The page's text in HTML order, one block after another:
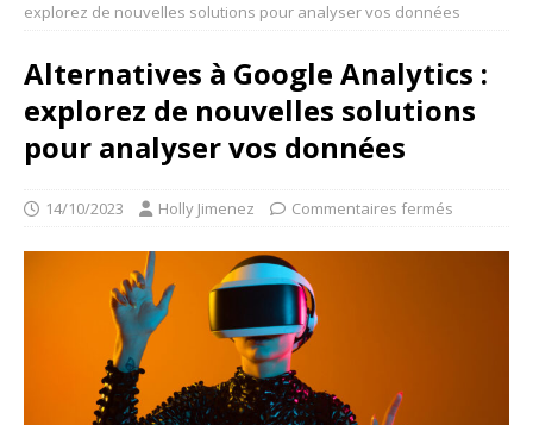
explorez de nouvelles solutions pour analyser vos données
Alternatives à Google Analytics :
explorez de nouvelles solutions
pour analyser vos données
14/10/2023 Holly Jimenez Commentaires fermés